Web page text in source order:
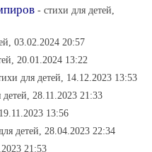
- стихи для детей,
03.02.2024 20:57
20.01.2024 13:22
для детей, 14.12.2023 13:53
детей, 28.11.2023 21:33
13:56
детей, 28.04.2023 22:34
21:53